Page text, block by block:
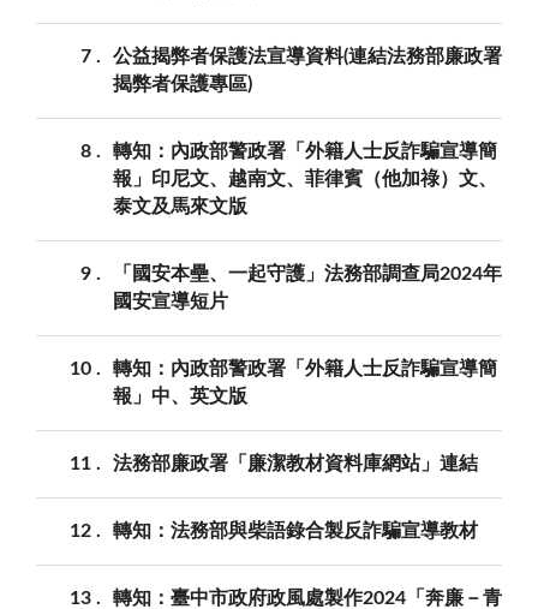
7
公益揭弊者保護法宣導資料(連結法務部廉政署
揭弊者保護專區)
8
轉知：內政部警政署「外籍人士反詐騙宣導簡
報」印尼文、越南文、菲律賓（他加祿）文、
泰文及馬來文版
9
「國安本壘、一起守護」法務部調查局2024年
國安宣導短片
10
轉知：內政部警政署「外籍人士反詐騙宣導簡
報」中、英文版
11 法務部廉政署「廉潔教材資料庫網站」連結
12 轉知：法務部與柴語錄合製反詐騙宣導教材
13
轉知：臺中市政府政風處製作2024「奔廉－青